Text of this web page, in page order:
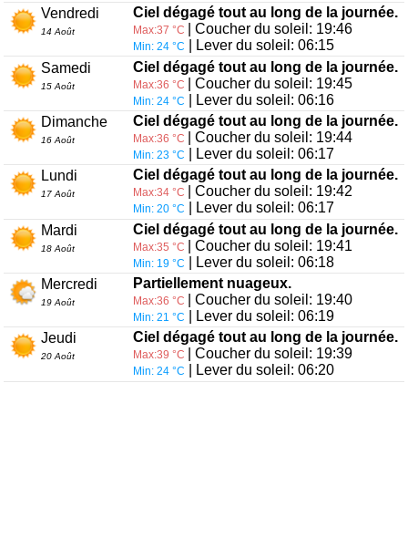
Vendredi
14 Août
Ciel dégagé tout au long de la journée.
Max:37 °C | Coucher du soleil: 19:46
Min: 24 °C
| Lever du soleil: 06:15
Samedi
15 Août
Ciel dégagé tout au long de la journée.
Max:36 °C | Coucher du soleil: 19:45
Min: 24 °C
| Lever du soleil: 06:16
Dimanche
16 Août
Ciel dégagé tout au long de la journée.
Max:36 °C | Coucher du soleil: 19:44
Min: 23 °C
| Lever du soleil: 06:17
Lundi
17 Août
Ciel dégagé tout au long de la journée.
Max:34 °C | Coucher du soleil: 19:42
Min: 20 °C
| Lever du soleil: 06:17
Mardi
18 Août
Ciel dégagé tout au long de la journée.
Max:35 °C | Coucher du soleil: 19:41
Min: 19 °C
| Lever du soleil: 06:18
Mercredi
19 Août
Partiellement nuageux.
Max:36 °C | Coucher du soleil: 19:40
Min: 21 °C
| Lever du soleil: 06:19
Jeudi
20 Août
Ciel dégagé tout au long de la journée.
Max:39 °C | Coucher du soleil: 19:39
Min: 24 °C | Lever du soleil: 06:20